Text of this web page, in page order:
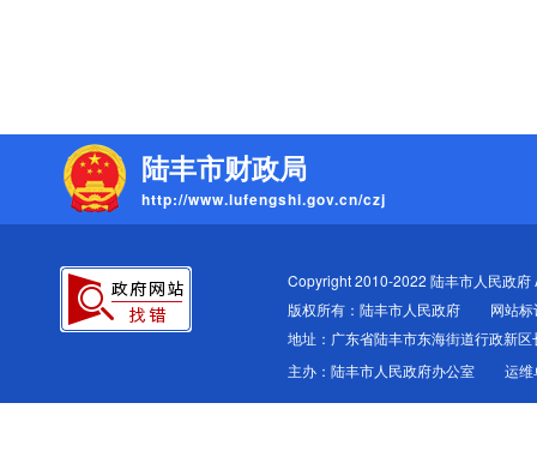
陆丰市财政局
http://www.lufengshi.gov.cn/czj
Copyright 2010-2022 陆丰市人民政
版权所有：陆丰市人民政府
网站
地址：广东省陆丰市东海街道行政新
主办：陆丰市人民政府办公室
运维